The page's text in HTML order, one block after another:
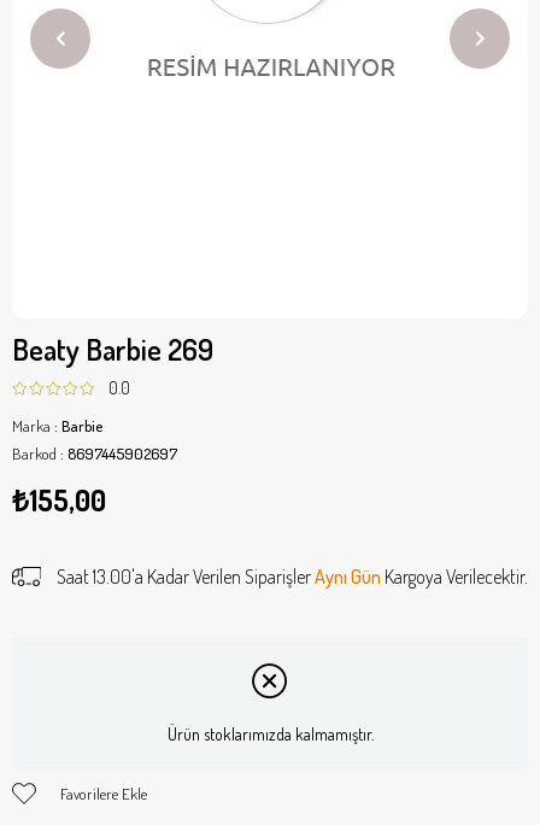
Beaty Barbie 269
0.0
Marka : Barbie
Barkod : 8697445902697
₺155,00
Saat 13.00'a Kadar Verilen SiparişlerAynı Gün Kargoya Verilecektir.
Ürün stoklarımızda kalmamıştır.
Favorilere Ekle